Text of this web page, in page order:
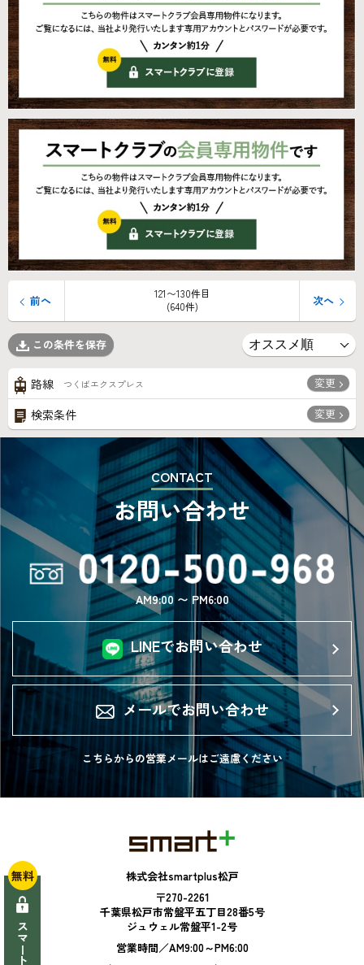
121〜130件目
(640件)
前へ 次へ
この条件を保存
路線 つくばエクスプレス 変更
検索条件 変更
CONTACT
お問い合わせ
AM9:00 〜 PM6:00
LINEでお問い合わせ
メールでお問い合わせ
こちらからの営業メールはご遠慮ください
株式会社smartplus松戸
〒270-2261
千葉県松戸市常盤平五丁目28番5号
ジュウェル常盤平1-2号
営業時間／AM9:00～PM6:00
無料